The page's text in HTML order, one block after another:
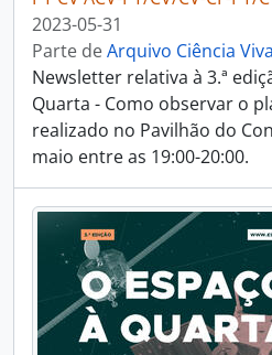
2023-05-31
Parte deArquivo Ciência Viva
Newsletter relativa à 3.ª
Quarta - Como observar o
realizado no Pavilhão do
maio entre as 19:00-20:00.